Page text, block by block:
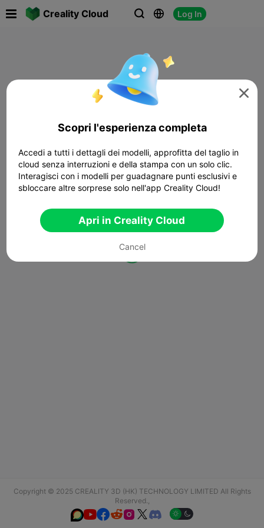
Creality Cloud   Log In
Copyright © 2025 CREALITY 3D (HK) TECHNOLOGY LIMITED All Rights
Reserved.,
  

Scopri l'esperienza completa
Accedi a tutti i dettagli dei modelli, approfitta del taglio in
cloud senza interruzioni e della stampa con un solo clic.
Interagisci con i modelli per guadagnare punti esclusivi e
sbloccare altre sorprese solo nell'app Creality Cloud!
Apri in Creality Cloud
Cancel